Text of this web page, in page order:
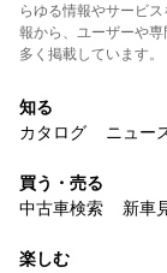
らゆる情報やサービ
報から、ユーザーや
多く掲載しています。
知る
カタログ
ニュー
買う・売る
中古車検索
新車
楽しむ